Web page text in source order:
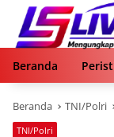
Langsung
konten
Beranda
Beranda TNI/Polri
TNI/Polri